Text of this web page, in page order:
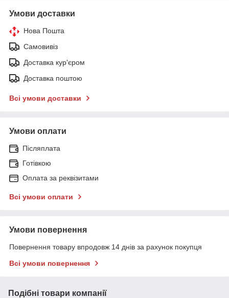
Умови доставки
Нова Пошта
Самовивіз
Доставка кур'єром
Доставка поштою
Всі умови доставки
Умови оплати
Післяплата
Готівкою
Оплата за реквізитами
Всі умови оплати
Умови повернення
Повернення товару впродовж 14 днів за рахунок покупця
Всі умови повернення
Подібні товари компанії